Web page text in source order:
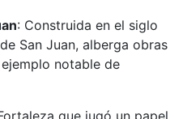
: Construida en el siglo
San Juan, alberga obras
notable de